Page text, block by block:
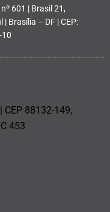
nº 601 | Brasil 21,
| Brasília – DF | CEP:
88132-149,
453